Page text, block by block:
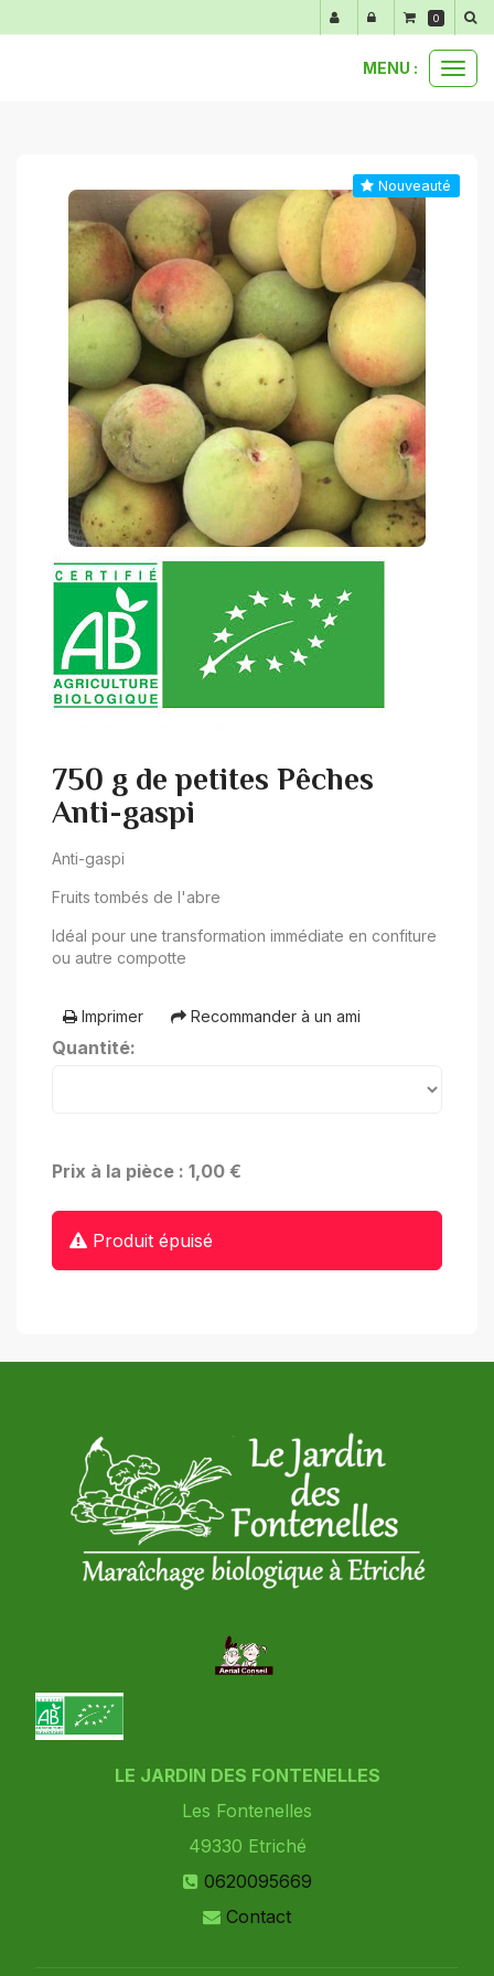
MENU :
Nouveauté
750 g de petites Pêches
Anti-gaspi
Anti-gaspi
Fruits tombés de l'abre
Idéal pour une transformation immédiate en confiture
ou autre compotte
Imprimer Recommander à un ami
Quantité:
Prix à la pièce : 1,00 €
Produit épuisé
0
LE JARDIN DES FONTENELLES
Les Fontenelles
49330 Etriché
0620095669
Contact